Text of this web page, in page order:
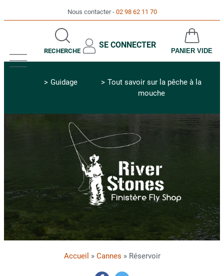
Nous contacter 02 98 62 11 70
RECHERCHE
SE CONNECTER
PANIER VIDE
Guidage
Tout savoir sur la pêche à la
mouche
Accueil » Cannes » Réservoir